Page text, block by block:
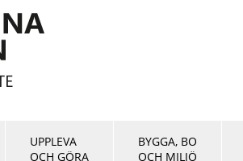
UPPLEVA
OCH GÖRA
BYGGA, BO
OCH MILJÖ